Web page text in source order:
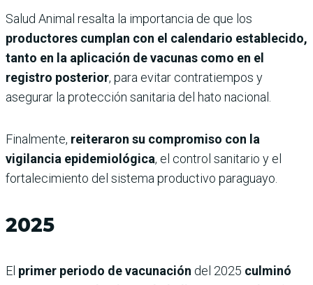
Salud Animal resalta la importancia de que los
productores cumplan con el calendario establecido,
tanto en la aplicación de vacunas como en el
registro posterior, para evitar contratiempos y
asegurar la protección sanitaria del hato nacional.
Finalmente, reiteraron su compromiso con la
vigilancia epidemiológica, el control sanitario y el
fortalecimiento del sistema productivo paraguayo.
2025
El primer periodo de vacunación del 2025 culminó